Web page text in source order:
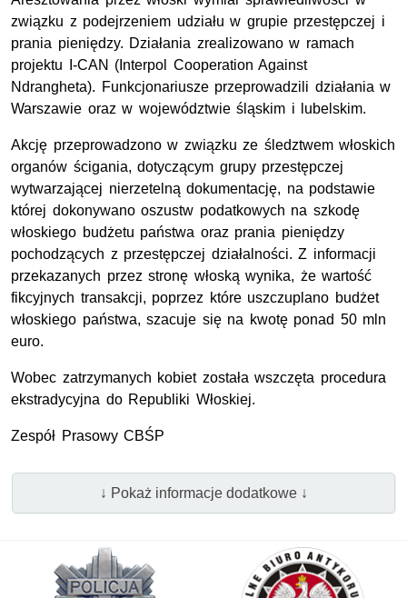
związku z podejrzeniem udziału w grupie przestępczej i
prania pieniędzy. Działania zrealizowano w ramach
projektu I-CAN (Interpol Cooperation Against
Ndrangheta). Funkcjonariusze przeprowadzili działania w
Warszawie oraz w województwie śląskim i lubelskim.
Akcję przeprowadzono w związku ze śledztwem włoskich
organów ścigania, dotyczącym grupy przestępczej
wytwarzającej nierzetelną dokumentację, na podstawie
której dokonywano oszustw podatkowych na szkodę
włoskiego budżetu państwa oraz prania pieniędzy
pochodzących z przestępczej działalności. Z informacji
przekazanych przez stronę włoską wynika, że wartość
fikcyjnych transakcji, poprzez które uszczuplano budżet
włoskiego państwa, szacuje się na kwotę ponad 50 mln
euro.
Wobec zatrzymanych kobiet została wszczęta procedura
ekstradycyjna do Republiki Włoskiej.
Zespół Prasowy CBŚP
↓ Pokaż informacje dodatkowe ↓